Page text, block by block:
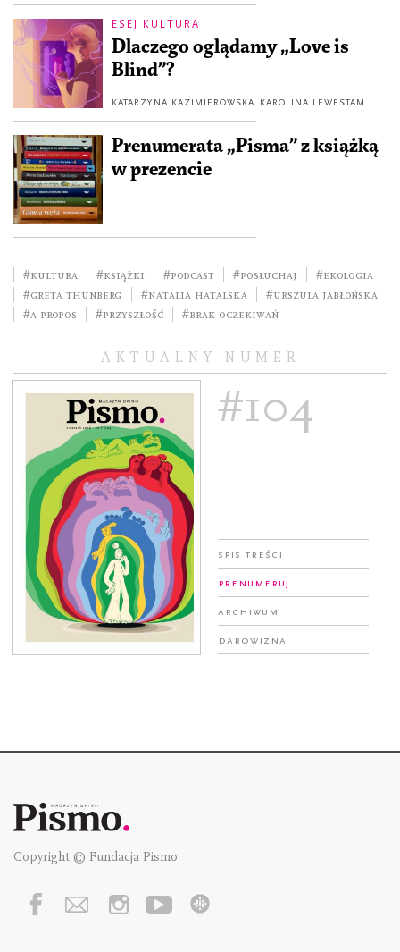
ESEJ KULTURA
Dlaczego oglądamy „Love is
Blind”?
KATARZYNA KAZIMIEROWSKA KAROLINA LEWESTAM
Prenumerata „Pisma” z książką
w prezencie
#kultura #książki #podcast #posłuchaj
#ekologia
#Greta Thunberg
#Natalia Hatalska
#Urszula Jabłońska
#a propos
#przyszłość #brak oczekiwań
AKTUALNY NUMER
#104
Spis treści
Prenumeruj
Archiwum
Darowizna
Copyright © Fundacja Pismo